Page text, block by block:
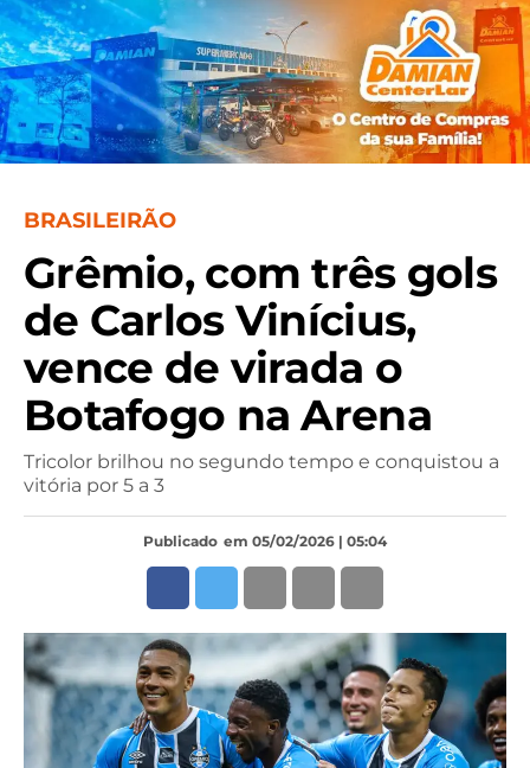
BRASILEIRÃO
Grêmio, com três gols
de Carlos Vinícius,
vence de virada o
Botafogo na Arena
Tricolor brilhou no segundo tempo e conquistou a
vitória por 5 a 3
Publicado em 05/02/2026 | 05:04